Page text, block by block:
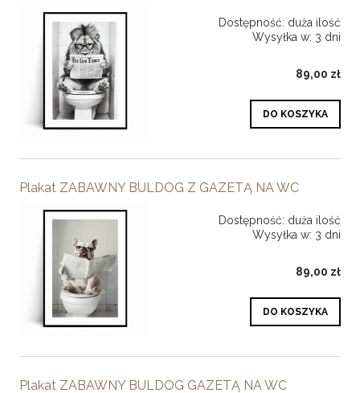
Dostępność: duża ilość
Wysyłka w: 3 dni
89,00 zł
DO KOSZYKA
Plakat ZABAWNY BULDOG Z GAZETĄ NA WC
Dostępność: duża ilość
Wysyłka w: 3 dni
89,00 zł
DO KOSZYKA
Plakat ZABAWNY BULDOG GAZETĄ NA WC